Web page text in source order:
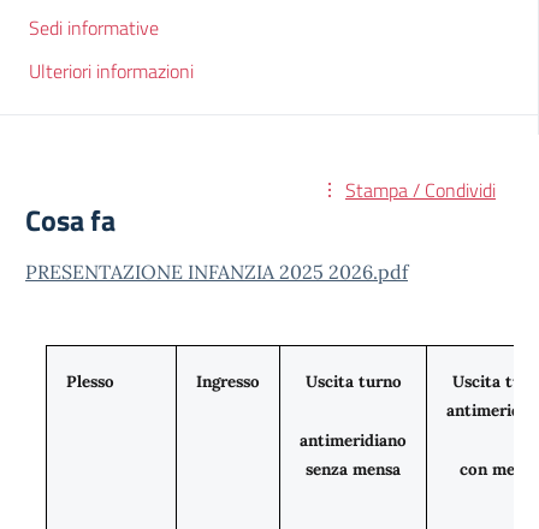
Sedi informative
Ulteriori informazioni
Stampa / Condividi
Cosa fa
PRESENTAZIONE INFANZIA 2025 2026.pdf
Plesso Ingresso Uscita turno
antimeridiano
senza mensa
Uscita
con mensa